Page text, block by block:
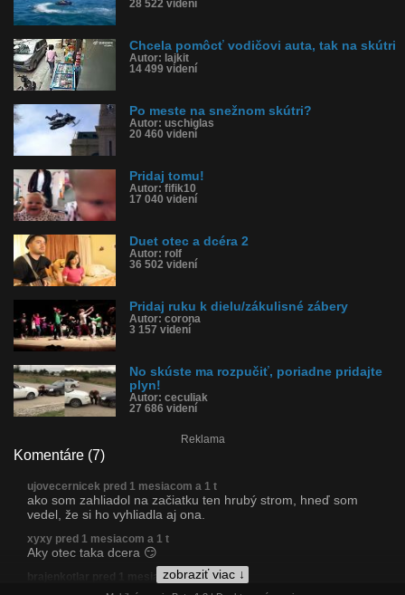
28 522 videní
Chcela pomôcť vodičovi auta, tak na skútri
Autor: lajkit
14 499 videní
Po meste na snežnom skútri?
Autor: uschiglas
20 460 videní
Pridaj tomu!
Autor: fifik10
17 040 videní
Duet otec a dcéra 2
Autor: rolf
36 502 videní
Pridaj ruku k dielu/zákulisné zábery
Autor: corona
3 157 videní
No skúste ma rozpučiť, poriadne pridajte
plyn!
Autor: ceculiak
27 686 videní
Reklama
Komentáre (7)
zobraziť viac ↓
ujovecernicek pred 1 mesiacom a 1 t
ako som zahliadol na začiatku ten hrubý strom, hneď som
vedel, že si ho vyhliadla aj ona.
xyxy pred 1 mesiacom a 1 t
Aky otec taka dcera 😏
brajenkotlar pred 1 mesiacom a 1 t
To bude nejaka "lavobocka". Neverim, ze priamy Frigov